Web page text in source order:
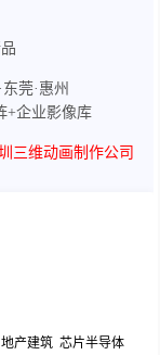
莞·惠州
+企业影像库
三维动画制作公司
地产建筑 芯片半导体